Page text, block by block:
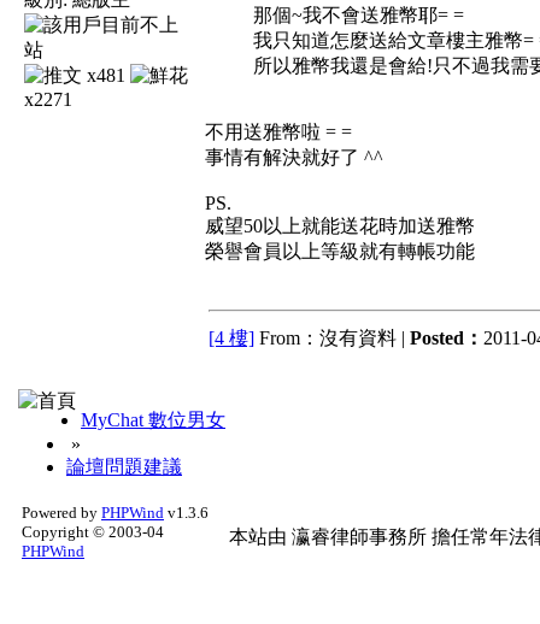
x481
x2271
那個~我不會送雅幣耶= =
我只知道怎麼送給文章樓主雅幣=
所以雅幣我還是會給!只不過我需
不用送雅幣啦 = =
事情有解決就好了 ^^
PS.
威望50以上就能送花時加送雅幣
榮譽會員以上等級就有轉帳功能
[4 樓] From：沒有資料 | Posted： 2011-
MyChat 數位男女
»
論壇問題建議
Powered by PHPWind v1.3.6
Copyright © 2003-04
PHPWind
本站由 瀛睿律師事務所 擔任常年法